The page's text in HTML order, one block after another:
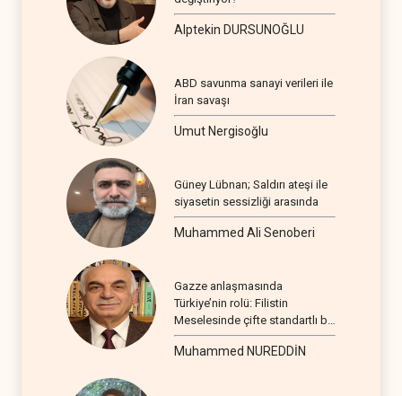
Alptekin DURSUNOĞLU
ABD savunma sanayi verileri ile
İran savaşı
Umut Nergisoğlu
Güney Lübnan; Saldırı ateşi ile
siyasetin sessizliği arasında
Muhammed Ali Senoberi
Gazze anlaşmasında
Türkiye’nin rolü: Filistin
Meselesinde çifte standartlı bir
seyir
Muhammed NUREDDİN